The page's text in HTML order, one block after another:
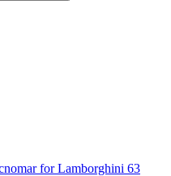
for Lamborghini 63